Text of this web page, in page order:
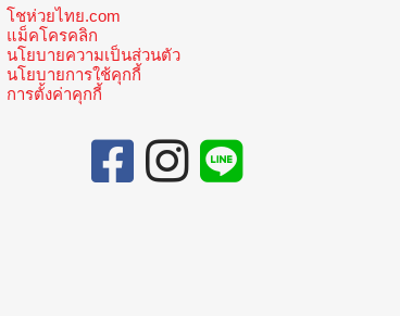
โชห่วยไทย.com
แม็คโครคลิก
นโยบายความเป็นส่วนตัว
นโยบายการใช้คุกกี้
การตั้งค่าคุกกี้